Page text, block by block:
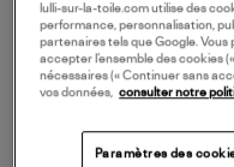
lulli-sur-la-toile.com utilise des
performance, personnalisation,
partenaires tels que Google. Vous
accepter l’ensemble des cookies
nécessaires (« Continuer sans
vos données,
consulter notre
Paramètres des